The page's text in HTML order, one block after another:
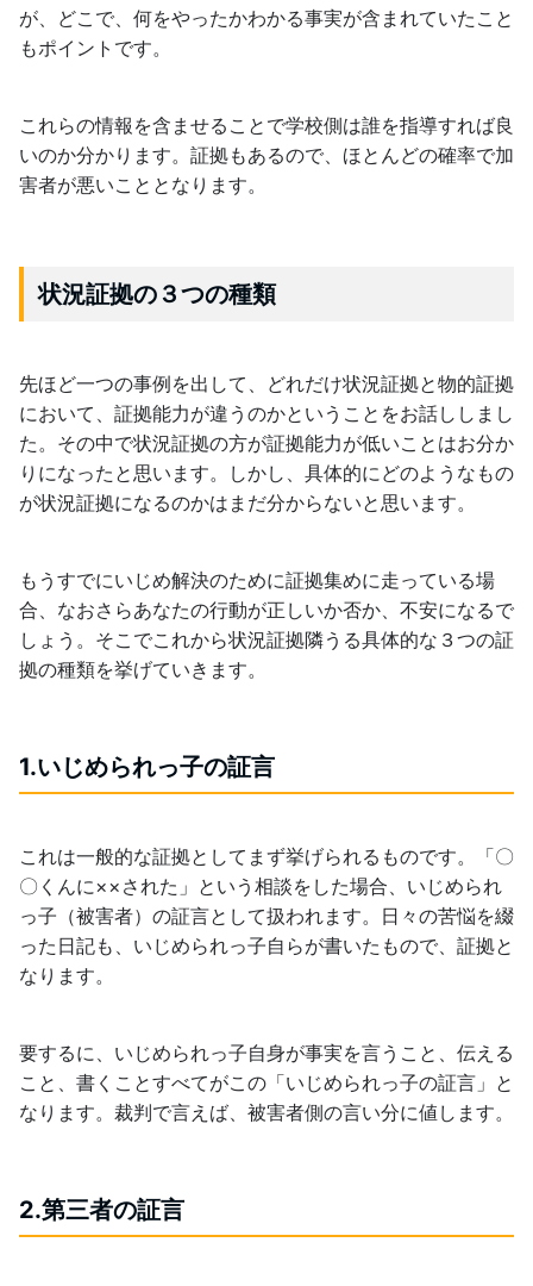
が、どこで、何をやったかわかる事実が含まれていたこと
もポイントです。
これらの情報を含ませることで学校側は誰を指導すれば良
いのか分かります。証拠もあるので、ほとんどの確率で加
害者が悪いこととなります。
状況証拠の３つの種類
先ほど一つの事例を出して、どれだけ状況証拠と物的証拠
において、証拠能力が違うのかということをお話ししまし
た。その中で状況証拠の方が証拠能力が低いことはお分か
りになったと思います。しかし、具体的にどのようなもの
が状況証拠になるのかはまだ分からないと思います。
もうすでにいじめ解決のために証拠集めに走っている場
合、なおさらあなたの行動が正しいか否か、不安になるで
しょう。そこでこれから状況証拠隣うる具体的な３つの証
拠の種類を挙げていきます。
1.いじめられっ子の証言
これは一般的な証拠としてまず挙げられるものです。「〇
〇くんに××された」という相談をした場合、いじめられ
っ子（被害者）の証言として扱われます。日々の苦悩を綴
った日記も、いじめられっ子自らが書いたもので、証拠と
なります。
要するに、いじめられっ子自身が事実を言うこと、伝える
こと、書くことすべてがこの「いじめられっ子の証言」と
なります。裁判で言えば、被害者側の言い分に値します。
2.第三者の証言